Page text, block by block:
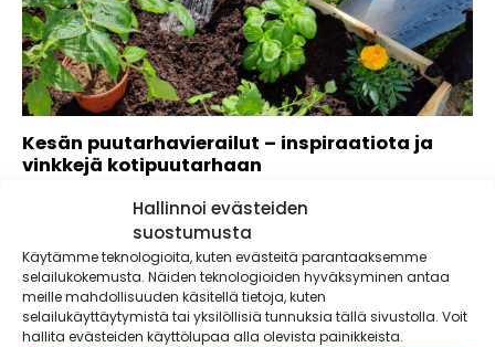
Hallinnoi evästeiden
suostumusta
Käytämme teknologioita, kuten evästeitä parantaaksemme
selailukokemusta. Näiden teknologioiden hyväksyminen antaa
meille mahdollisuuden käsitellä tietoja, kuten
selailukäyttäytymistä tai yksilöllisiä tunnuksia tällä sivustolla. Voit
hallita evästeiden käyttölupaa alla olevista painikkeista.
Kesän puutarhavierailut – inspiraatiota ja
vinkkejä kotipuutarhaan
Kulunut kasvukausi vei meidät kolmeen erilaiseen
puutarhaan, joissa pääsimme yhdessä oppimaan uutta ja...